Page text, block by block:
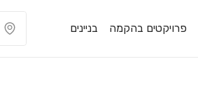
פרויקטים בהקמה בניינים